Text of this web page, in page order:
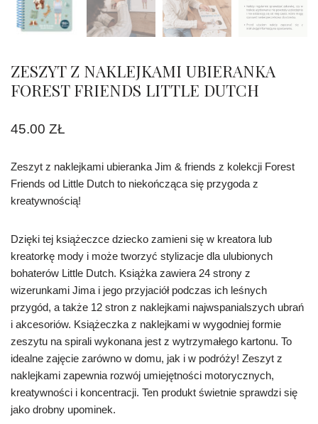
ZESZYT Z NAKLEJKAMI UBIERANKA
FOREST FRIENDS LITTLE DUTCH
45.00 ZŁ
Zeszyt z naklejkami ubieranka Jim & friends z kolekcji Forest
Friends od Little Dutch to niekończąca się przygoda z
kreatywnością!
Dzięki tej książeczce dziecko zamieni się w kreatora lub
kreatorkę mody i może tworzyć stylizacje dla ulubionych
bohaterów Little Dutch. Książka zawiera 24 strony z
wizerunkami Jima i jego przyjaciół podczas ich leśnych
przygód, a także 12 stron z naklejkami najwspanialszych ubrań
i akcesoriów. Książeczka z naklejkami w wygodniej formie
zeszytu na spirali wykonana jest z wytrzymałego kartonu. To
idealne zajęcie zarówno w domu, jak i w podróży! Zeszyt z
naklejkami zapewnia rozwój umiejętności motorycznych,
kreatywności i koncentracji. Ten produkt świetnie sprawdzi się
jako drobny upominek.